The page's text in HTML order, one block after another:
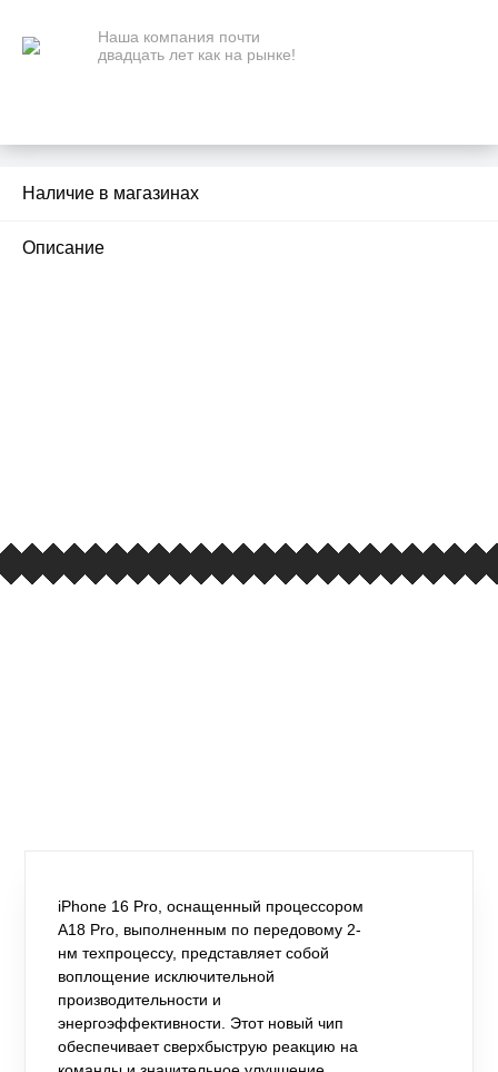
Наша компания почти
двадцать лет как на рынке!
Наличие в магазинах
Описание
iPhone 16 Pro, оснащенный процессором
A18 Pro, выполненным по передовому 2-
нм техпроцессу, представляет собой
воплощение исключительной
производительности и
энергоэффективности. Этот новый чип
обеспечивает сверхбыструю реакцию на